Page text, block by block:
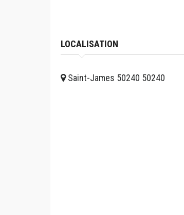
LOCALISATION
Saint-James 50240 50240